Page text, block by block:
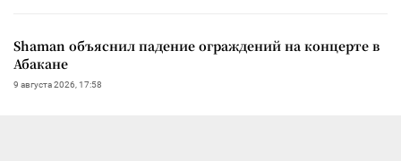
Shaman объяснил падение ограждений на концерте в
Абакане
9 августа 2026, 17:58